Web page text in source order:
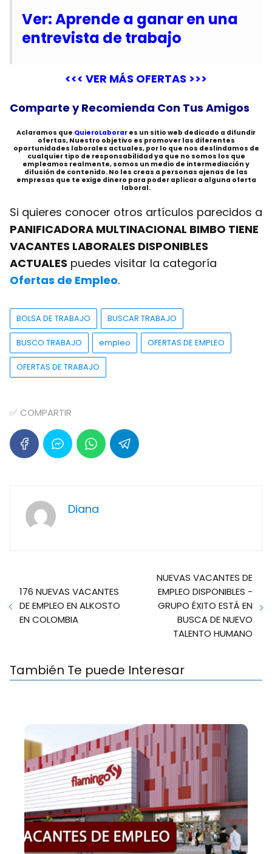
Ver: Aprende a ganar en una
entrevista de trabajo
<<< VER MÁS OFERTAS >>>
Comparte y Recomienda Con Tus Amigos
Aclaramos que QuieroLaborar es un sitio web dedicado a difundir
ofertas, Nuestro objetivo es promover las diferentes
oportunidades laborales actuales, por lo que nos deslindamos de
cualquier tipo de responsabilidad ya que no somos los que
empleamos realmente, somos un medio de intermediación y
difusión de contenido. No les creas a personas ajenas de las
empresas que te exige dinero para poder aplicar a alguna oferta
laboral.
Si quieres conocer otros artículos parecidos a
PANIFICADORA MULTINACIONAL BIMBO TIENE
VACANTES LABORALES DISPONIBLES
ACTUALES puedes visitar la categoría
Ofertas de Empleo.
BOLSA DE TRABAJO BUSCAR TRABAJO
BUSCO TRABAJO empleo OFERTAS DE EMPLEO
OFERTAS DE TRABAJO
✅ COMPARTIR
Diana
176 NUEVAS VACANTES
DE EMPLEO EN ALKOSTO
EN COLOMBIA
NUEVAS VACANTES DE
EMPLEO DISPONIBLES -
GRUPO ÉXITO ESTÁ EN
BUSCA DE NUEVO
TALENTO HUMANO
También Te puede Interesar